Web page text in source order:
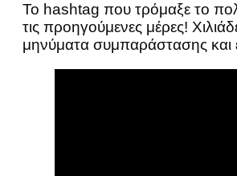
Το hashtag που τρόμαξε το
τις προηγούμενες μέρες!
μηνύματα συμπαράστασης και